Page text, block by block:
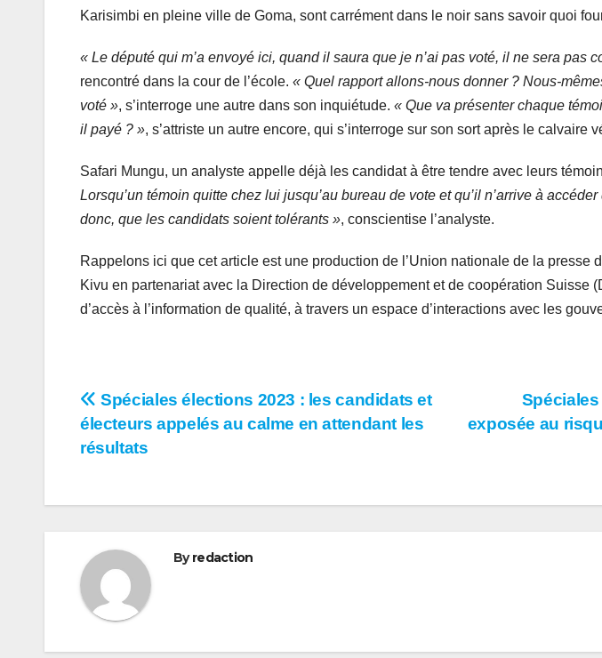
Karisimbi en pleine ville de Goma, sont carrément dans le noir sans savoir quoi
« Le député qui m’a envoyé ici, quand il saura que je n’ai pas voté, il ne sera pas
rencontré dans la cour de l’école. « Quel rapport allons-nous donner ? Nous-
voté », s’interroge une autre dans son inquiétude. « Que va présenter chaque
il payé ? », s’attriste un autre encore, qui s’interroge sur son sort après le calvaire
Safari Mungu, un analyste appelle déjà les candidat à être tendre avec leurs
Lorsqu’un témoin quitte chez lui jusqu’au bureau de vote et qu’il n’arrive à
donc, que les candidats soient tolérants », conscientise l’analyste.
Rappelons ici que cet article est une production de l’Union nationale de la presse
Kivu en partenariat avec la Direction de développement et de coopération Suisse
d’accès à l’information de qualité, à travers un espace d’interactions avec les
Navigation
de
exposée au
Spéciales élections 2023 : les candidats et
électeurs appelés au calme en attendant les
résultats
Byredaction